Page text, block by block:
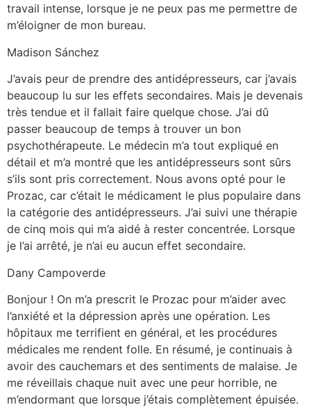
travail intense, lorsque je ne peux pas me permettre de
m’éloigner de mon bureau.
Madison Sánchez
J’avais peur de prendre des antidépresseurs, car j’avais
beaucoup lu sur les effets secondaires. Mais je devenais
très tendue et il fallait faire quelque chose. J’ai dû
passer beaucoup de temps à trouver un bon
psychothérapeute. Le médecin m’a tout expliqué en
détail et m’a montré que les antidépresseurs sont sûrs
s’ils sont pris correctement. Nous avons opté pour le
Prozac, car c’était le médicament le plus populaire dans
la catégorie des antidépresseurs. J’ai suivi une thérapie
de cinq mois qui m’a aidé à rester concentrée. Lorsque
je l’ai arrêté, je n’ai eu aucun effet secondaire.
Dany Campoverde
Bonjour ! On m’a prescrit le Prozac pour m’aider avec
l’anxiété et la dépression après une opération. Les
hôpitaux me terrifient en général, et les procédures
médicales me rendent folle. En résumé, je continuais à
avoir des cauchemars et des sentiments de malaise. Je
me réveillais chaque nuit avec une peur horrible, ne
m’endormant que lorsque j’étais complètement épuisée.